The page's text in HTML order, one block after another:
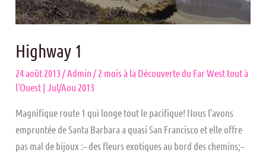
Highway 1
24 août 2013/Admin/ 2 mois à la Découverte du Far West tout à
l'Ouest | Jul/Aou 2013
Magnifique route 1 qui longe tout le pacifique! Nous l’avons
empruntée de Santa Barbara a quasi San Francisco et elle offre
pas mal de bijoux :– des fleurs exotiques au bord des chemins;–